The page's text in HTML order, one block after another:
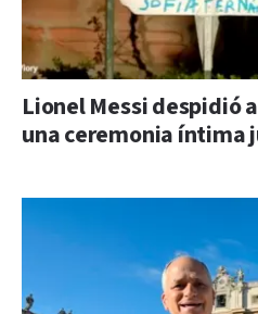
Lionel Messi despidió
una ceremonia íntima